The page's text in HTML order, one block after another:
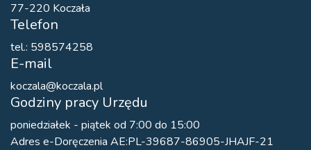
77-220 Koczała
Telefon
tel.: 598574258
E-mail
koczala@koczala.pl
Godziny pracy Urzędu
poniedziałek - piątek od 7:00 do 15:00
Adres e-Doręczenia AE:PL-39687-86905-JHAJF-21